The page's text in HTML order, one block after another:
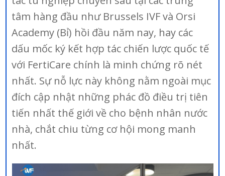
tâm hàng đầu như Brussels IVF và Orsi
Academy (Bỉ) hồi đầu năm nay, hay các
dấu mốc ký kết hợp tác chiến lược quốc tế
với FertiCare chính là minh chứng rõ nét
nhất. Sự nỗ lực này không nằm ngoài mục
đích cập nhật những phác đồ điều trị tiên
tiến nhất thế giới về cho bệnh nhân nước
nhà, chắt chiu từng cơ hội mong manh
nhất.